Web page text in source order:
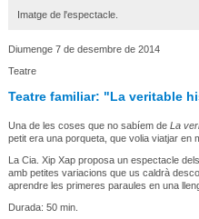
Imatge de l'espectacle.
Diumenge 7 de desembre de 2014
Teatre
Teatre familiar: "La veritable
Una de les coses que no sabíem de La
petit era una porqueta, que volia viatjar en
La Cia. Xip Xap proposa un espectacle
amb petites variacions que us caldrà
aprendre les primeres paraules en una
Durada: 50 min.